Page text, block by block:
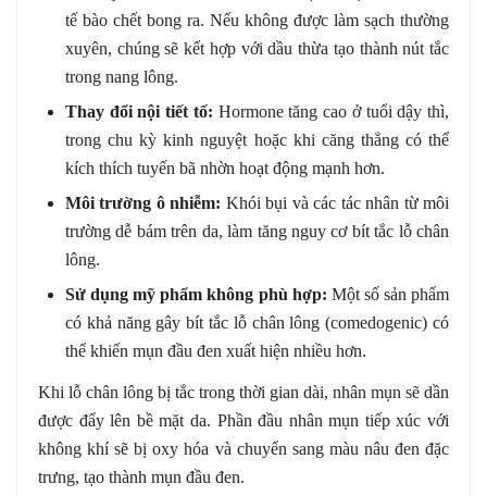
tế bào chết bong ra. Nếu không được làm sạch thường
xuyên, chúng sẽ kết hợp với dầu thừa tạo thành nút tắc
trong nang lông.
Thay đổi nội tiết tố: Hormone tăng cao ở tuổi dậy thì,
trong chu kỳ kinh nguyệt hoặc khi căng thẳng có thể
kích thích tuyến bã nhờn hoạt động mạnh hơn.
Môi trường ô nhiễm: Khói bụi và các tác nhân từ môi
trường dễ bám trên da, làm tăng nguy cơ bít tắc lỗ chân
lông.
Sử dụng mỹ phẩm không phù hợp: Một số sản phẩm
có khả năng gây bít tắc lỗ chân lông (comedogenic) có
thể khiến mụn đầu đen xuất hiện nhiều hơn.
Khi lỗ chân lông bị tắc trong thời gian dài, nhân mụn sẽ dần
được đẩy lên bề mặt da. Phần đầu nhân mụn tiếp xúc với
không khí sẽ bị oxy hóa và chuyển sang màu nâu đen đặc
trưng, tạo thành mụn đầu đen.